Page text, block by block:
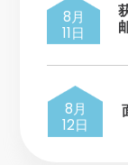
8月
11日
8月
12日